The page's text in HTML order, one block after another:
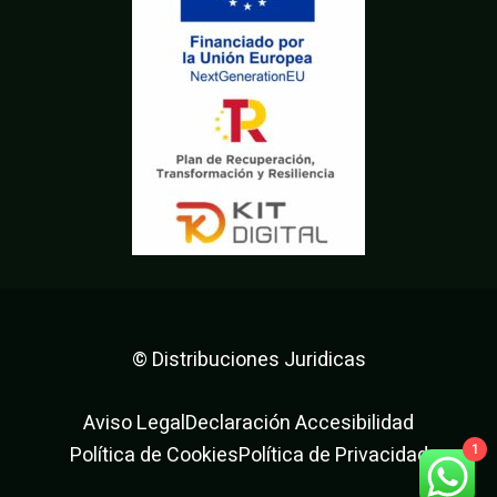
© Distribuciones Juridicas
Aviso LegalDeclaración Accesibilidad
Política de CookiesPolítica de Privacidad 1